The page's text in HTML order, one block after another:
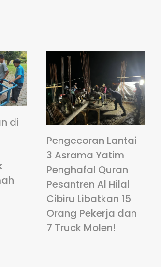
di
Pengecoran Lantai
3 Asrama Yatim
Penghafal Quran
Pesantren Al Hilal
Cibiru Libatkan 15
Orang Pekerja dan
7 Truck Molen!